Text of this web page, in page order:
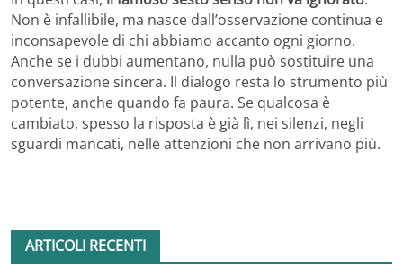
Non è infallibile, ma nasce dall’osservazione continua e
inconsapevole di chi abbiamo accanto ogni giorno.
Anche se i dubbi aumentano, nulla può sostituire una
conversazione sincera. Il dialogo resta lo strumento più
potente, anche quando fa paura. Se qualcosa è
cambiato, spesso la risposta è già lì, nei silenzi, negli
sguardi mancati, nelle attenzioni che non arrivano più.
ARTICOLI RECENTI